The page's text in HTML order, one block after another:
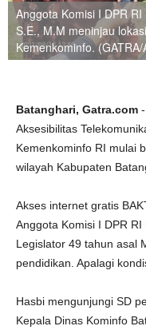
Anggota Komisi I DPR
S.E., M.M meninjau
Kemenkominfo.
Batanghari, Gatra.com
Aksesibilitas
Kemenkominfo RI mulai
wilayah Kabupaten
Akses internet gratis
Anggota Komisi I DPR
Legislator 49 tahun asal
pendidikan. Apalagi
Hasbi mengunjungi SD
Kepala Dinas Kominfo